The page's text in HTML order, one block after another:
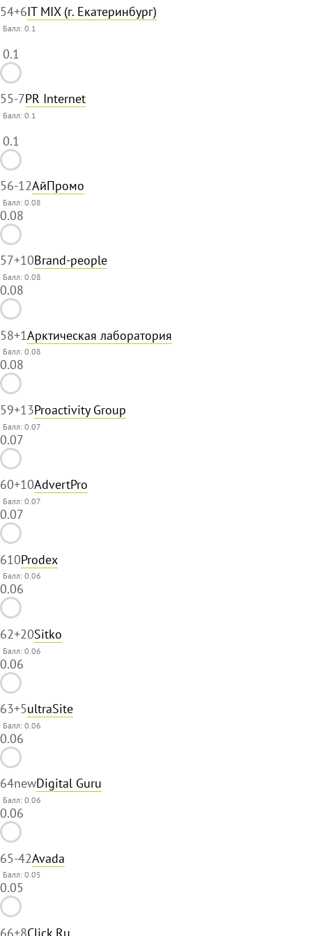
54+6IT MIX (г. Екатеринбург)
Балл:0.1
0.1
55-7PR Internet
Балл:0.1
0.1
56-12АйПромо
Балл: 0.08
0.08
57+10Brand-people
Балл: 0.08
0.08
58+1Арктическая лаборатория
Балл: 0.08
0.08
59+13Proactivity Group
Балл: 0.07
0.07
60+10AdvertPro
Балл: 0.07
0.07
610Prodex
Балл: 0.06
0.06
62+20Sitko
Балл: 0.06
0.06
63+5ultraSite
Балл: 0.06
0.06
64newDigital Guru
Балл: 0.06
0.06
65-42Avada
Балл: 0.05
0.05